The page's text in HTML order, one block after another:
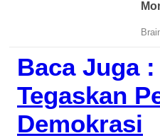
Baca Juga :
Tegaskan
Demokrasi